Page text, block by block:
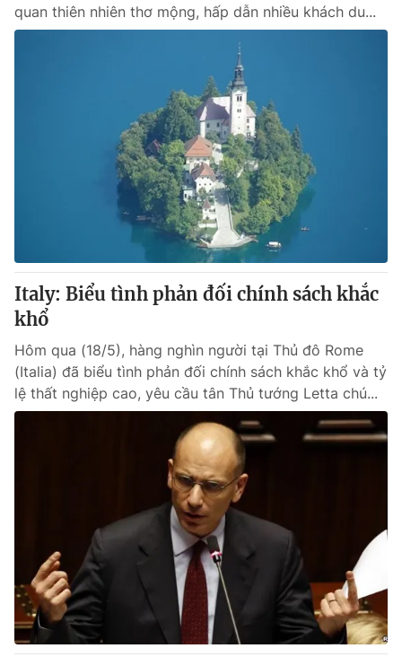
quan thiên nhiên thơ mộng, hấp dẫn nhiều khách du...
Italy: Biểu tình phản đối chính sách khắc
khổ
Hôm qua (18/5), hàng nghìn người tại Thủ đô Rome
(Italia) đã biểu tình phản đối chính sách khắc khổ và tỷ
lệ thất nghiệp cao, yêu cầu tân Thủ tướng Letta chú...